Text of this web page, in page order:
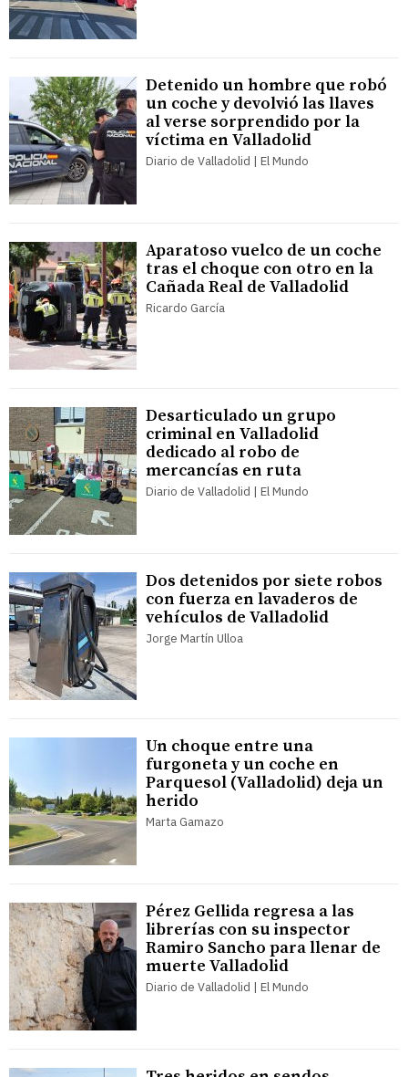
Detenido un hombre que robó
un coche y devolvió las llaves
al verse sorprendido por la
víctima en Valladolid
Diario de Valladolid | El Mundo
Aparatoso vuelco de un coche
tras el choque con otro en la
Cañada Real de Valladolid
Ricardo García
Desarticulado un grupo
criminal en Valladolid
dedicado al robo de
mercancías en ruta
Diario de Valladolid | El Mundo
Dos detenidos por siete robos
con fuerza en lavaderos de
vehículos de Valladolid
Jorge Martín Ulloa
Un choque entre una
furgoneta y un coche en
Parquesol (Valladolid) deja un
herido
Marta Gamazo
Pérez Gellida regresa a las
librerías con su inspector
Ramiro Sancho para llenar de
muerte Valladolid
Diario de Valladolid | El Mundo